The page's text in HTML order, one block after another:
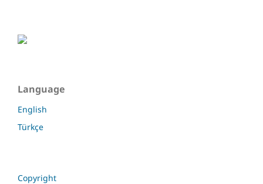
Language
English
Türkçe
Copyright